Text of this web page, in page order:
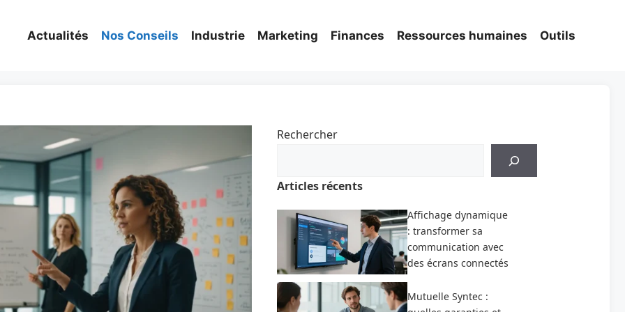
Actualités Nos Conseils Industrie Marketing Finances Ressources humaines Outils
Rechercher
Articles récents
Affichage dynamique
: transformer sa
communication avec
des écrans connectés
Mutuelle Syntec :